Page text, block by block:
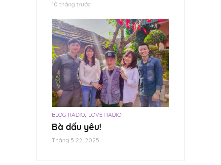
10 tháng trước
BLOG RADIO, LOVE RADIO
Bà dấu yêu!
Tháng 5 22, 2025